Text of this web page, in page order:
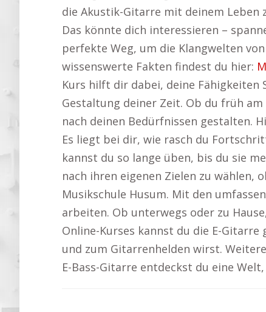
die Akustik-Gitarre mit deinem Leben
Das könnte dich interessieren –
perfekte Weg, um die Klangwelten
wissenswerte Fakten findest du hier:
Kurs hilft dir dabei, deine
Gestaltung deiner Zeit. Ob du früh
nach deinen Bedürfnissen gestalten.
Es liegt bei dir, wie rasch du
kannst du so lange üben, bis du sie
nach ihren eigenen Zielen zu wählen,
Musikschule Husum. Mit den
arbeiten. Ob unterwegs oder zu
Online-Kurses kannst du die E-
und zum Gitarrenhelden wirst.
E-Bass-Gitarre entdeckst du eine